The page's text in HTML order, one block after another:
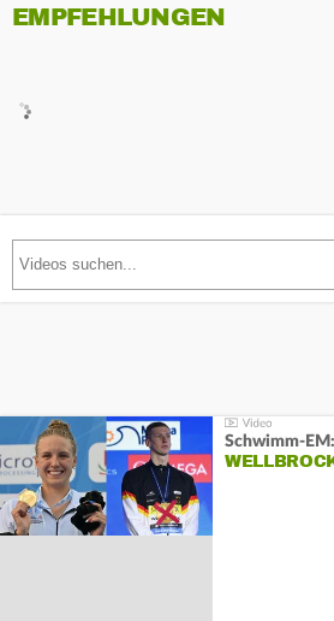
EMPFEHLUNGEN
Schwimm-